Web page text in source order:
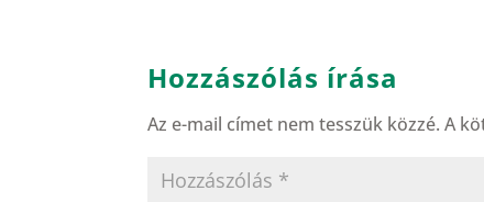
Hozzászólás írása
Az e-mail címet nem tesszük közzé. A